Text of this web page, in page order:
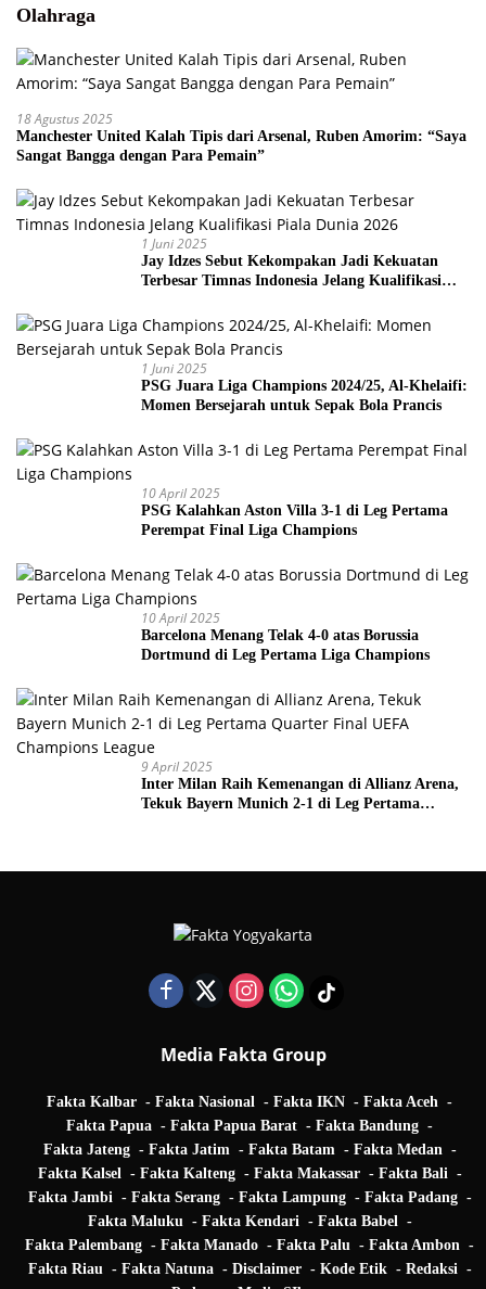
Olahraga
18 Agustus 2025
Manchester United Kalah Tipis dari Arsenal, Ruben Amorim: “Saya
Sangat Bangga dengan Para Pemain”
1 Juni 2025
Jay Idzes Sebut Kekompakan Jadi Kekuatan
Terbesar Timnas Indonesia Jelang Kualifikasi
1 Juni 2025
PSG Juara Liga Champions 2024/25, Al-Khelaifi:
Momen Bersejarah untuk Sepak Bola Prancis
10 April 2025
PSG Kalahkan Aston Villa 3-1 di Leg Pertama
Perempat Final Liga Champions
10 April 2025
Barcelona Menang Telak 4-0 atas Borussia
Dortmund di Leg Pertama Liga Champions
9 April 2025
Inter Milan Raih Kemenangan di Allianz Arena,
Tekuk Bayern Munich 2-1 di Leg Pertama
Media Fakta Group
Fakta Kalbar Fakta Nasional Fakta IKN
Fakta Aceh
Fakta Papua
Fakta Papua Barat
Fakta Bandung
Fakta Jateng
Fakta Jatim Fakta Batam
Fakta Medan
Fakta Kalsel
Fakta Kalteng Fakta Makassar
Fakta Bali
Fakta Jambi
Fakta Serang Fakta Lampung
Fakta Padang
Fakta Maluku
Fakta Kendari
Fakta Babel
Fakta Palembang
Fakta Manado Fakta Palu
Fakta Ambon
Fakta Riau
Fakta Natuna Disclaimer Kode Etik
Redaksi